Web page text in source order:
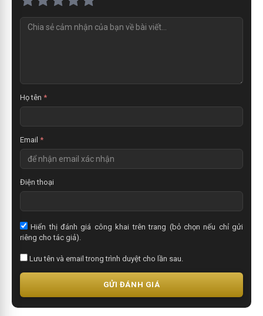
é
Họ tên *
Email *
Điện thoại
Hiển thị đánh giá công khai trên trang (bỏ chọn nếu chỉ gửi
riêng cho tác giả).
Lưu tên và email trong trình duyệt cho lần sau.
GỬI ĐÁNH GIÁ